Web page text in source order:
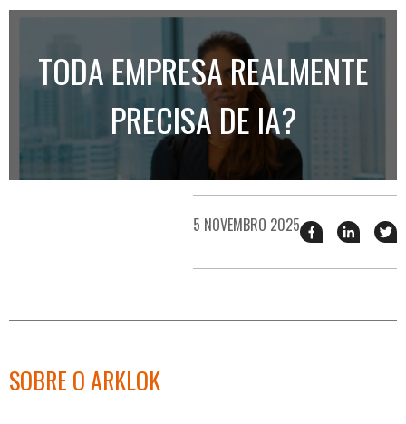
TODA EMPRESA REALMENTE
PRECISA DE IA?
5 NOVEMBRO 2025 Compartilhar
esse
no
esse
no
SOBRE O ARKLOK